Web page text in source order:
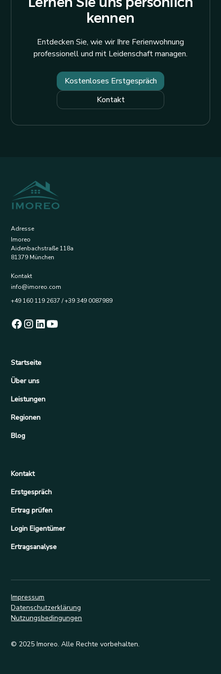
kennen
Entdecken Sie, wie wir Ihre Ferienwohnung
professionell und mit Leidenschaft managen.
Kostenloses Erstgespräch
Kontakt
Adresse
Imoreo
Aidenbachstraße 118a
81379 München
Kontakt
info@imoreo.com
+49 160 119 2637 / +39 349 0087989
Startseite
Über uns
Leistungen
Regionen
Blog
Kontakt
Erstgespräch
Ertrag prüfen
Login Eigentümer
Ertragsanalyse
© 2025 Imoreo. Alle Rechte vorbehalten.
Impressum
Datenschutzerklärung
Nutzungsbedingungen